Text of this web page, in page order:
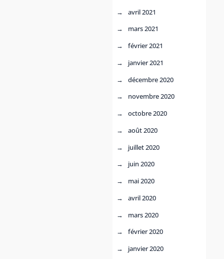
avril 2021
mars 2021
février 2021
janvier 2021
décembre 2020
novembre 2020
octobre 2020
août 2020
juillet 2020
juin 2020
mai 2020
avril 2020
mars 2020
février 2020
janvier 2020